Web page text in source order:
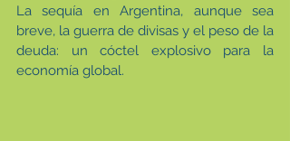
La sequía en Argentina, aunque sea
breve, la guerra de divisas y el peso de la
deuda: un cóctel explosivo para la
economía global.